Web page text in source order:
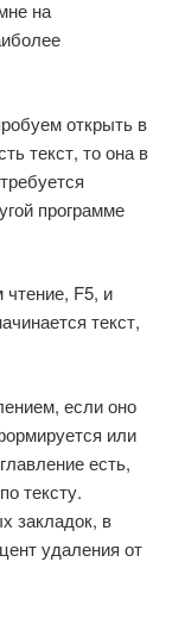
на
открыть в
текст, то она в
программе
F5, и
текст,
если оно
или
есть,
тексту.
закладок, в
удаления от